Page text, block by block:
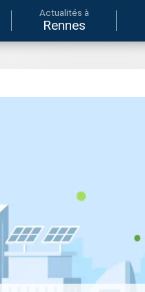
Actualités à
Rennes